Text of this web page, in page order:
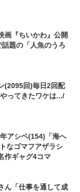
画『ちいかわ』公開
題の「人魚のうろ
(2095回)毎日2回配
ってきたワケは.../
アシベ(154)「海へ
なゴマフアザラシ
作ギャグ4コマ
ん「仕事を通して成